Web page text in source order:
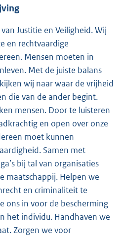
Justitie en Veiligheid. Wij
en rechtvaardige
Mensen moeten in
Met de juiste balans
wij naar waar de vrijheid
die van de ander begint.
mensen. Door te luisteren
en open over onze
moet kunnen
Samen met
bij tal van organisaties
maatschappij. Helpen we
en criminaliteit te
ons in voor de bescherming
het individu. Handhaven we
Zorgen we voor